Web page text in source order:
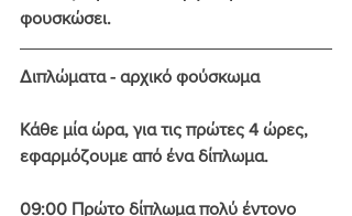
φουσκώσει.
Διπλώματα - αρχικό φούσκωμα
Κάθε μία ώρα, για τις πρώτες 4 ώρες,
εφαρμόζουμε από ένα δίπλωμα.
09:00 Πρώτο δίπλωμα πολύ έντονο